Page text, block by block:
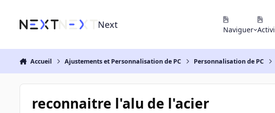
Next Naviguer
Accueil Ajustements et Personnalisation de PC Personnalisation de PC
reconnaitre l'alu de l'acier